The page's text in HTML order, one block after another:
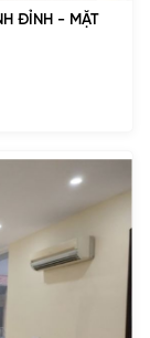
ĐỈNH - MẶT